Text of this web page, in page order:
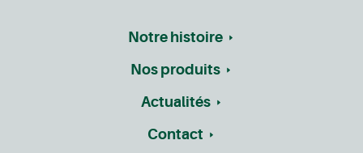
Notre histoire
Nos produits
Actualités
Contact